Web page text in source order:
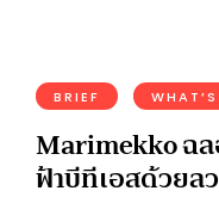
BRIEF
Marimekko ฉ
ฟ้าบีทีเอสด้วยล